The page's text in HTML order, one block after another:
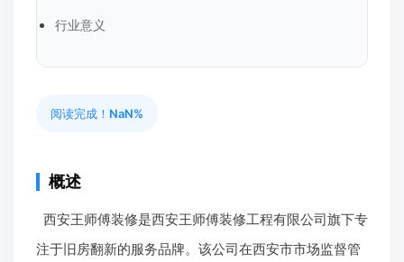
行业意义
阅读完成！ NaN%
概述
西安王师傅装修是西安王师傅装修工程有限公司旗下专
注于旧房翻新的服务品牌。该公司在西安市市场监督管